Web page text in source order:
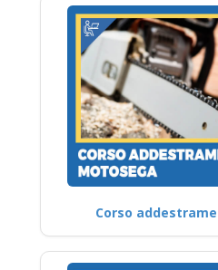
Corso